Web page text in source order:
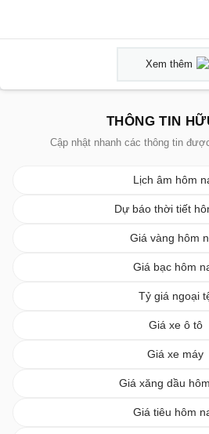
Xem thêm
THÔNG TIN
Cập nhật nhanh các thông tin
Lịch âm hôm
Dự báo thời tiết
Giá vàng hôm
Giá bạc hôm
Tỷ giá ngoại
Giá xe ô tô
Giá xe máy
Giá xăng dầu
Giá tiêu hôm